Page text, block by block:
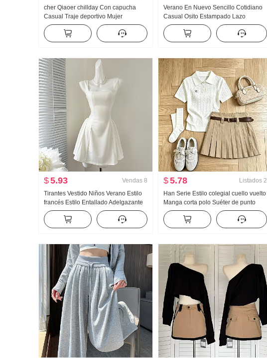
cher Qiaoer chillday Con capucha
Casual Traje deportivo Mujer
Primavera Hombros descubiertos
Abrigo pantalones acampanados
Conjunto de tres piezas
Verano En Nuevo Sencillo Cotidiano
Casual Osito Estampado Lazo
Holgado Nicho Manga corta Camiseta
Estilo coreano tejido de punto Top
$5.93 Vendas 8
Tirantes Vestido Niños Verano Estilo
francés Estilo Entallado Adelgazante
Vestido sin mangas Minifalda
$5.78 Listados 2
Han Serie Estilo colegial cuello vuelto
Manga corta polo Suéter de punto
Conjunto Mujer 2026 Verano Nuevo
Gigante Bonito Plisado Falda